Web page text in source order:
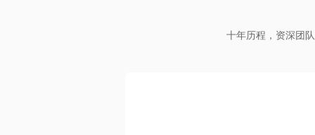
十年历程，资深团